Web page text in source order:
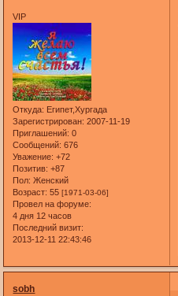
VIP
Откуда: Египет,Хургада
Зарегистрирован: 2007-11-19
Приглашений: 0
Сообщений: 676
Уважение: +72
Позитив: +87
Пол: Женский
Возраст: 55[1971-03-06]
Провел на форуме:
4 дня 12 часов
Последний визит:
2013-12-11 22:43:46
sobh